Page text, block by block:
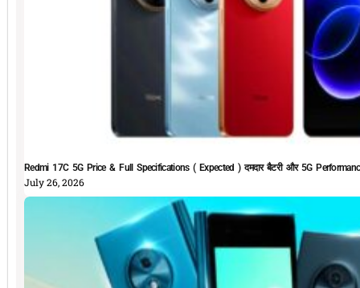
Redmi 17C 5G Price & Full Specifications ( Expected ) दमदार बैटरी और 5G
July 26, 2026